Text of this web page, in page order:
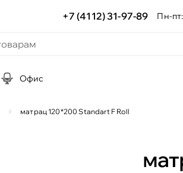
+7 (4112) 31-97-89 Пн-
Офис
матрац 120*200 Standart F Roll